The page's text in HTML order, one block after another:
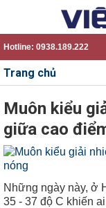
Hotline: 0938.189.222
Trang chủ
Muôn kiểu
giữa cao
Những ngày này, ở
35 - 37 độ C khiến